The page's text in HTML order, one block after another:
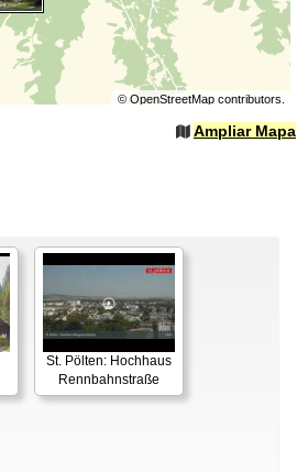
© OpenStreetMapcontributors.
Ampliar Mapa
St. Pölten: Hochhaus
Rennbahnstraße